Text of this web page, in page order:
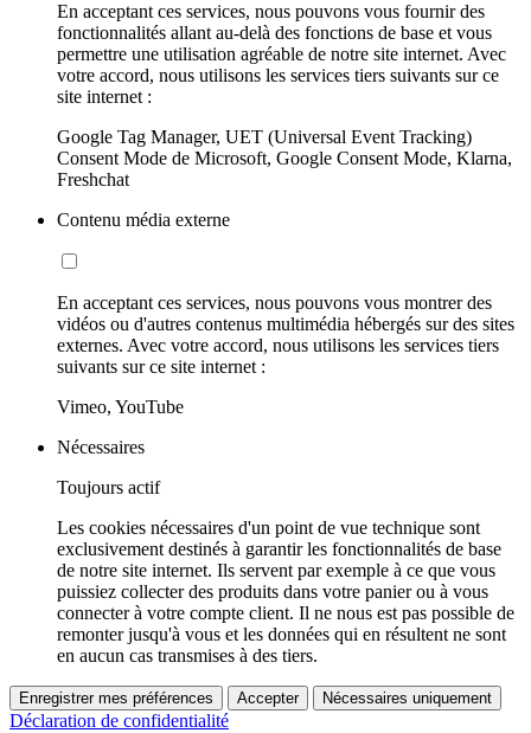
En acceptant ces services, nous pouvons vous fournir des
fonctionnalités allant au-delà des fonctions de base et vous
permettre une utilisation agréable de notre site internet. Avec
votre accord, nous utilisons les services tiers suivants sur ce
site internet :
Google Tag Manager, UET (Universal Event Tracking)
Consent Mode de Microsoft, Google Consent Mode, Klarna,
Freshchat
Contenu média externe
En acceptant ces services, nous pouvons vous montrer des
vidéos ou d'autres contenus multimédia hébergés sur des sites
externes. Avec votre accord, nous utilisons les services tiers
suivants sur ce site internet :
Vimeo, YouTube
Nécessaires
Toujours actif
Les cookies nécessaires d'un point de vue technique sont
exclusivement destinés à garantir les fonctionnalités de base
de notre site internet. Ils servent par exemple à ce que vous
puissiez collecter des produits dans votre panier ou à vous
connecter à votre compte client. Il ne nous est pas possible de
remonter jusqu'à vous et les données qui en résultent ne sont
en aucun cas transmises à des tiers.
Enregistrer mes préférences Accepter Nécessaires uniquement
Déclaration de confidentialité